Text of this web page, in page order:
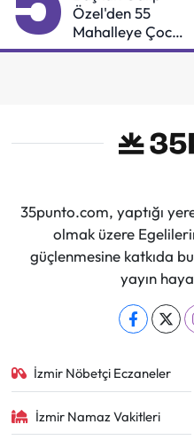
Özel'den 55
Mahalleye Çocuk
Şenliği
35punto.com, yaptığı
olmak üzere
güçlenmesine katkıda
yayın
İzmir Nöbetçi Eczaneler
İzmir Namaz Vakitleri